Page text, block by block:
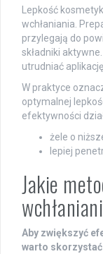
Lepkość
wchłaniania.
przylegają do
składniki
utrudniać
W praktyce
optymalnej
efektywności
żele o
lepiej
Jakie
Aby zwiększyć
warto